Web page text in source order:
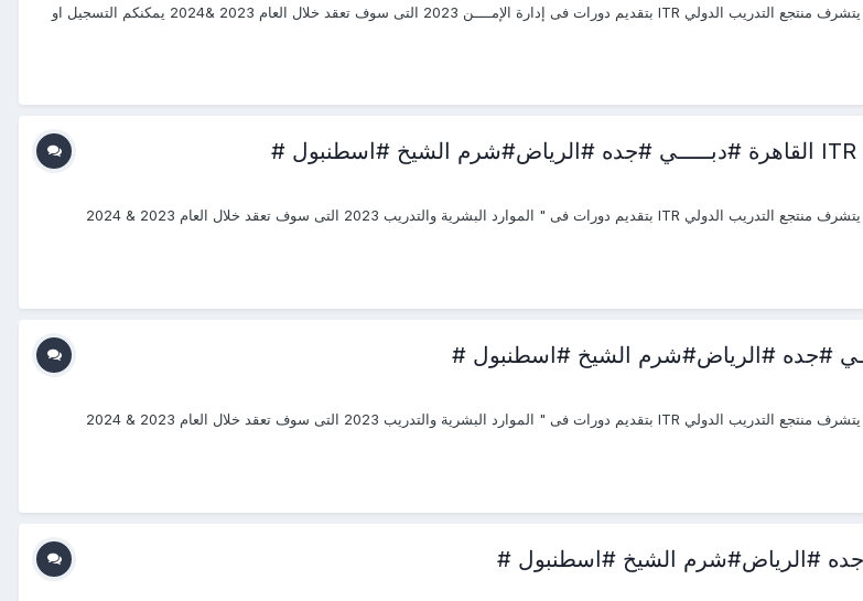
#دورات_-20232024 #منتجع_التدريب_الدولى #ITR_Center بسم الله الرحمن الرحيم يتشرف منتجع التدريب الدولي ITR بتقديم دورات فى إدارة الإمــــن 2023 التى سوف تعقد خلال العام 2023 &2024 يمكنكم التسجيل او
#دورات_2023_2024 #منتجع_التدريب_الدولى #ITR_Center بسم الله الرحمن الرحيم يتشرف منتجع التدريب الدولي ITR بتقديم دورات فى " الموارد البشرية والتدريب 2023 التى سوف تعقد خلال العام 2023 & 2024
#دورات_2023_2024 #منتجع_التدريب_الدولى #ITR_Center بسم الله الرحمن الرحيم يتشرف منتجع التدريب الدولي ITR بتقديم دورات فى " الموارد البشرية والتدريب 2023 التى سوف تعقد خلال العام 2023 & 2024